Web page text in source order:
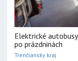
Elektrické
po prázdninách
Trenčiansky kraj